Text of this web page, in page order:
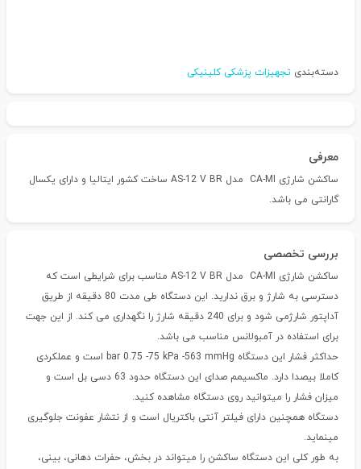
دسته‌بندی تجهیزات پزشکی کلینیکی
معرفی
ساکشن شارژی CA-MI مدل AS-12 V BR ساخت کشور ایتالیا و دارای یکسال
گارانتی می باشد.
بررسی تخصصی
ساکشن شارژی CA-MI مدل AS-12 V BR مناسب برای شرایطی است که
دسترسی به شارژ و برق ندارید. این دستگاه طی مدت 80 دقیقه از طریق
آداپتور شارژمی شود و برای 240 دقیقه شارژ را نگهداری می کند. از این جهت
برای استفاده در آمبولانس مناسب می باشد.
حداکثر فشار این دستگاه bar 0.75 -75 kPa -563 mmHg است و عملکردی
کاملا بیصدا دارد. ماکسیمم صدای این دستگاه حدود 63 دسی بل است و
میزان فشار را میتوانید روی دستگاه مشاهده کنید.
دستگاه همچنین دارای فیلتر آنتی باکتریال است و از نتشار عفونت جلوگیری
مینماید.
به طور کلی این دستگاه ساکشن را میتواند در بخش، حفرات دهانی، بینی،